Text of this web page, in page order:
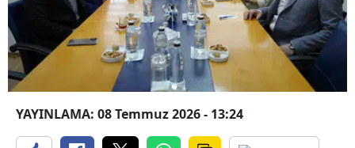
YAYINLAMA: 08 Temmuz 2026 - 13:24